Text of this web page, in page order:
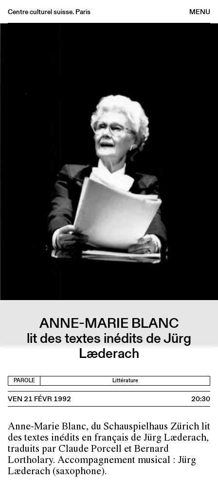
MENU
Centre culturel suisse. Paris
ANNE-MARIE BLANC
lit des textes inédits de Jürg
Læderach
PAROLE Littérature
VEN 21 FÉVR 1992 20:30
Anne-Marie Blanc, du Schauspielhaus Zürich lit
des textes inédits en français de Jürg Læderach,
traduits par Claude Porcell et Bernard
Lortholary. Accompagnement musical : Jürg
Læderach (saxophone).